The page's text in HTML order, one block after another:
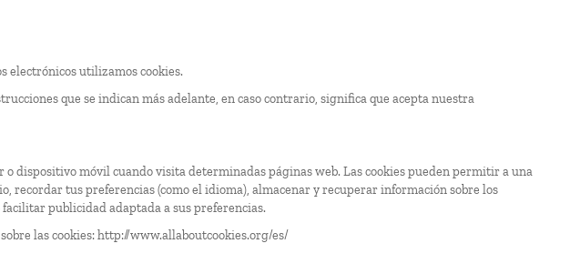
electrónicos utilizamos cookies.
que se indican más adelante, en caso contrario, significa que acepta nuestra
o dispositivo móvil cuando visita determinadas páginas web. Las cookies pueden permitir a una
recordar tus preferencias (como el idioma), almacenar y recuperar información sobre los
publicidad adaptada a sus preferencias.
las cookies:http://www.allaboutcookies.org/es/